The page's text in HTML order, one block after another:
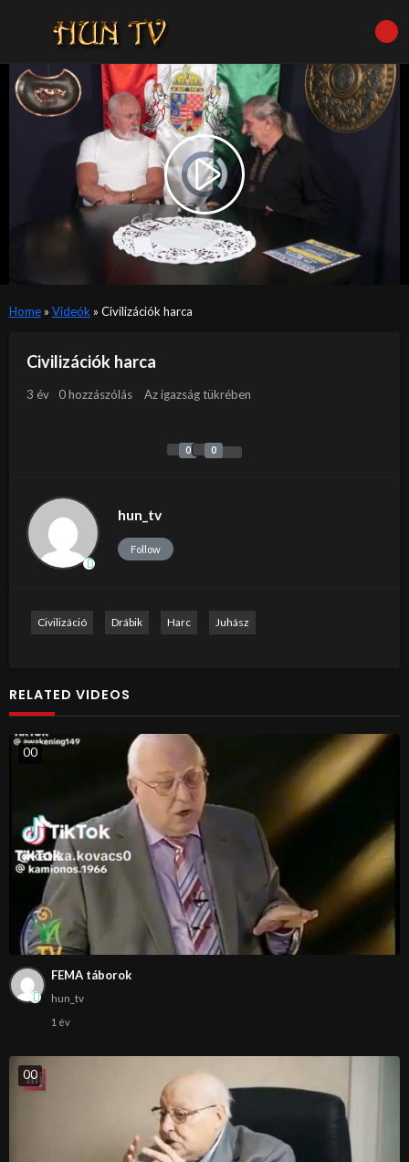
Video
Player
is
loading.Play
Video
Home» Videók » Civilizációk harca
Civilizációk harca
3 év 0 hozzászólás Az igazság tükrében
0 0
hun_tv
Follow
Civilizáció Drábik Harc Juhász
RELATED VIDEOS
00
FEMA táborok
hun_tv
1 év
00